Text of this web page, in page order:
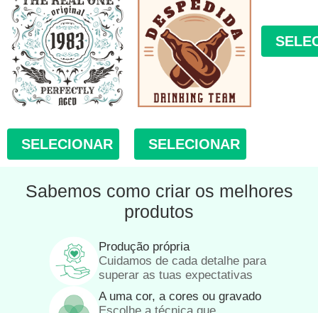
SELECIONAR SELECIONAR
Sabemos como criar os melhores
produtos
Produção própria
Cuidamos de cada detalhe para
superar as tuas expectativas
A uma cor, a cores ou gravado